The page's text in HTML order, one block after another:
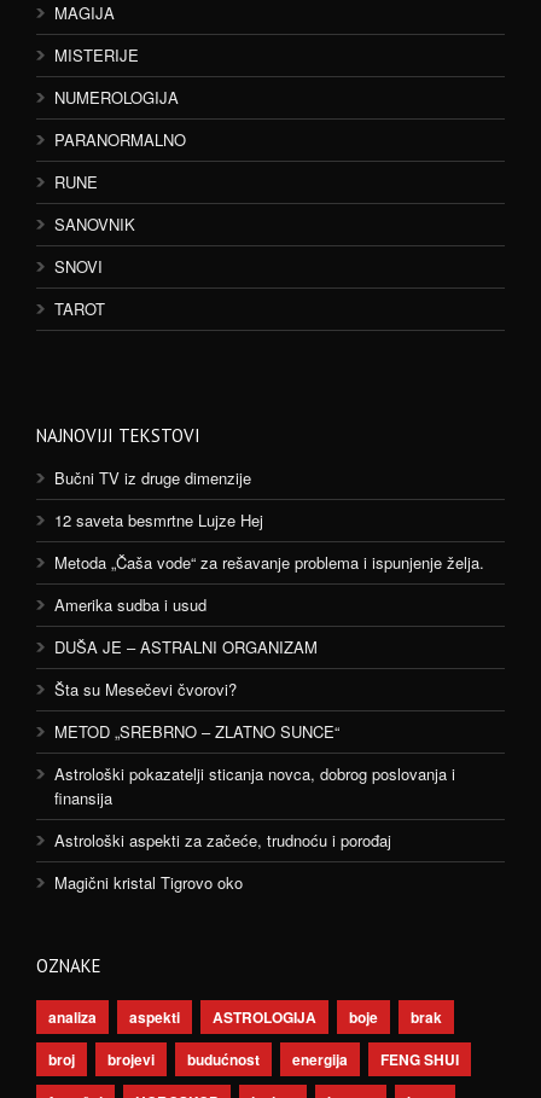
MAGIJA
MISTERIJE
NUMEROLOGIJA
PARANORMALNO
RUNE
SANOVNIK
SNOVI
TAROT
NAJNOVIJI TEKSTOVI
Bučni TV iz druge dimenzije
12 saveta besmrtne Lujze Hej
Metoda „Čaša vode“ za rešavanje problema i ispunjenje želja.
Amerika sudba i usud
DUŠA JE – ASTRALNI ORGANIZAM
Šta su Mesečevi čvorovi?
METOD „SREBRNO – ZLATNO SUNCE“
Astrološki pokazatelji sticanja novca, dobrog poslovanja i
finansija
Astrološki aspekti za začeće, trudnoću i porođaj
Magični kristal Tigrovo oko
OZNAKE
analiza aspekti ASTROLOGIJA boje
brak
broj
brojevi budućnost energija
FENG SHUI